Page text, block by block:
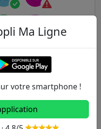
13
Ma Ligne
votre smartphone !